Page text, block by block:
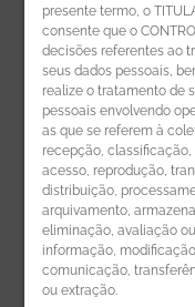
presente termo, o
consente que o
decisões referentes ao
seus dados pessoais,
realize o tratamento de
pessoais envolvendo
as que se referem à
recepção, classificação,
acesso, reprodução,
distribuição,
arquivamento,
eliminação, avaliação
informação,
comunicação,
ou extração.
Receba